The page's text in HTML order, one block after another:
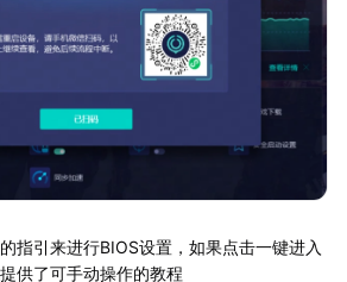
指引来进行BIOS设置，如果点击一键进入
供了可手动操作的教程